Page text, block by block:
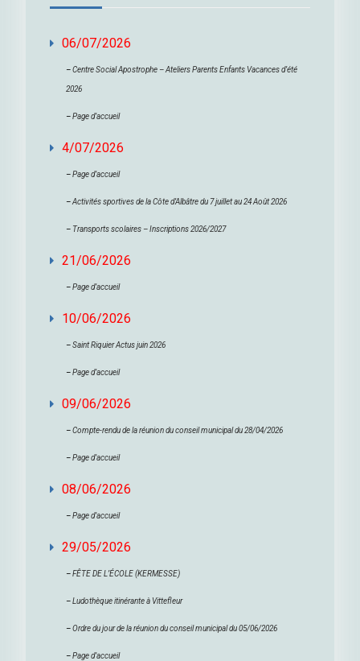
06/07/2026
–Centre Social Apostrophe – Ateliers Parents Enfants Vacances d’été
2026
–Page d’accueil
4/07/2026
–Page d’accueil
–Activités sportives de la Côte d’Albâtre du 7 juillet au 24 Août 2026
– Transports scolaires – Inscriptions 2026/2027
21/06/2026
–Page d’accueil
10/06/2026
–Saint Riquier Actus juin 2026
–Page d’accueil
09/06/2026
–Compte-rendu de la réunion du conseil municipal du 28/04/2026
–Page d’accueil
08/06/2026
–Page d’accueil
29/05/2026
–FÊTE DE L’ÉCOLE (KERMESSE)
–Ludothèque itinérante à Vittefleur
–Ordre du jour de la réunion du conseil municipal du 05/06/2026
–Page d’accueil